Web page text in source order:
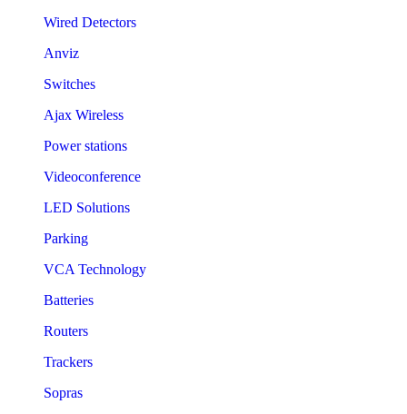
Wired Detectors
Anviz
Switches
Ajax Wireless
Power stations
Videoconference
LED Solutions
Parking
VCA Technology
Batteries
Routers
Trackers
Sopras